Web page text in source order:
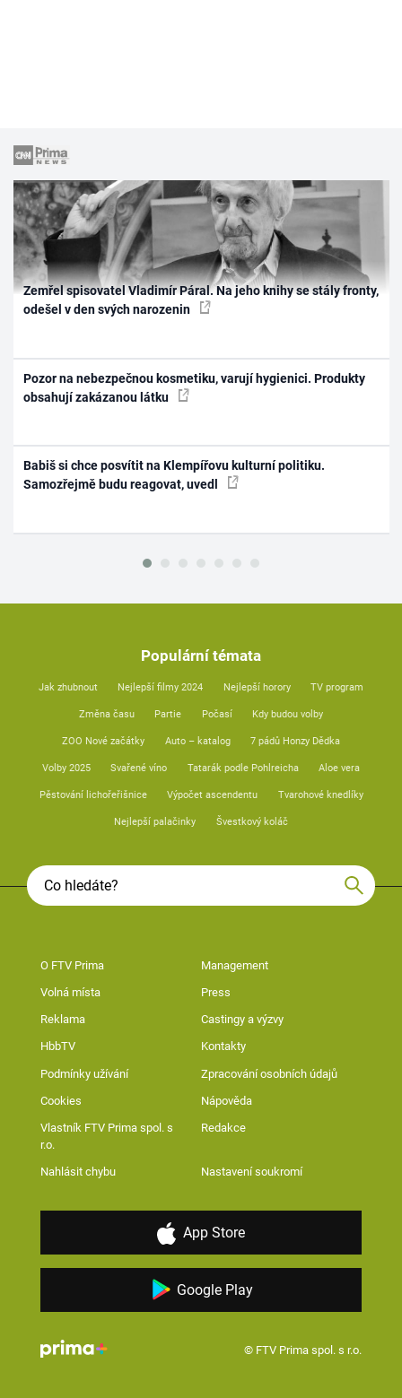
Zemřel spisovatel Vladimír Páral. Na jeho knihy se stály fronty,
odešel v den svých narozenin
Pozor na nebezpečnou kosmetiku, varují hygienici. Produkty
obsahují zakázanou látku
Babiš si chce posvítit na Klempířovu kulturní politiku.
Samozřejmě budu reagovat, uvedl
Populární témata
Jak zhubnout Nejlepší filmy 2024 Nejlepší horory TV program
Změna času Partie Počasí Kdy budou volby
ZOO Nové začátky Auto – katalog 7 pádů Honzy Dědka
Volby 2025 Svařené víno Tatarák podle Pohlreicha Aloe vera
Pěstování lichořeřišnice Výpočet ascendentu Tvarohové knedlíky
Nejlepší palačinky Švestkový koláč
O FTV Prima Management
Volná místa Press
Reklama Castingy a výzvy
HbbTV Kontakty
Podmínky užívání Zpracování osobních údajů
Cookies Nápověda
Vlastník FTV Prima spol. s
r.o.
Redakce
Nahlásit chybu Nastavení soukromí
App Store
Google Play
© FTV Prima spol. s r.o.